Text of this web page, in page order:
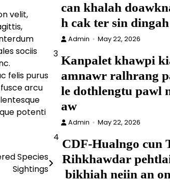
velit,
sociis
felis purus
arcu
potenti
Species
Sightings
can khalah
h cak ter sin
Admin May 22, 2026
3 Kanpalet khawpi
amnawr ralhrang
le dothlengtu pawl
aw
Admin May 22, 2026
4 CDF-Hualngo cun
Rihkhawdar
bikhiah neiin an